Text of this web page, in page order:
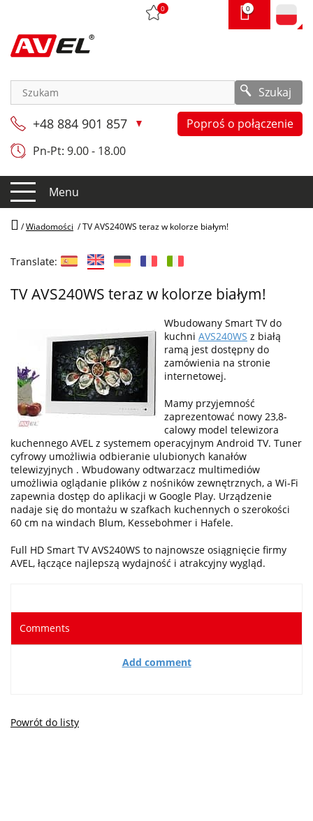
0 0
Szukaj
+48 884 901 857
Poproś o połączenie
Pn-Pt: 9.00 - 18.00
Menu
/Wiadomości /TV AVS240WS teraz w kolorze białym!
Translate:
TV AVS240WS teraz w kolorze białym!
Wbudowany Smart TV do
kuchni AVS240WS z białą
ramą jest dostępny do
zamówienia na stronie
internetowej.
Mamy przyjemność
zaprezentować nowy 23,8-
calowy model telewizora
kuchennego AVEL z systemem operacyjnym Android TV. Tuner
cyfrowy umożliwia odbieranie ulubionych kanałów
telewizyjnych . Wbudowany odtwarzacz multimediów
umożliwia oglądanie plików z nośników zewnętrznych, a Wi-Fi
zapewnia dostęp do aplikacji w Google Play. Urządzenie
nadaje się do montażu w szafkach kuchennych o szerokości
60 cm na windach Blum, Kessebohmer i Hafele.
Full HD Smart TV AVS240WS to najnowsze osiągnięcie firmy
AVEL, łączące najlepszą wydajność i atrakcyjny wygląd.
Comments
Add comment
Powrót do listy